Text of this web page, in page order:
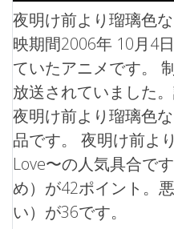
夜明け前より瑠璃色
映期間2006年 10月4
ていたアニメです。
放送されていました
夜明け前より瑠璃色
品です。
夜明け前よ
Love〜の人気具合で
め）が42ポイント。
い）が36です。